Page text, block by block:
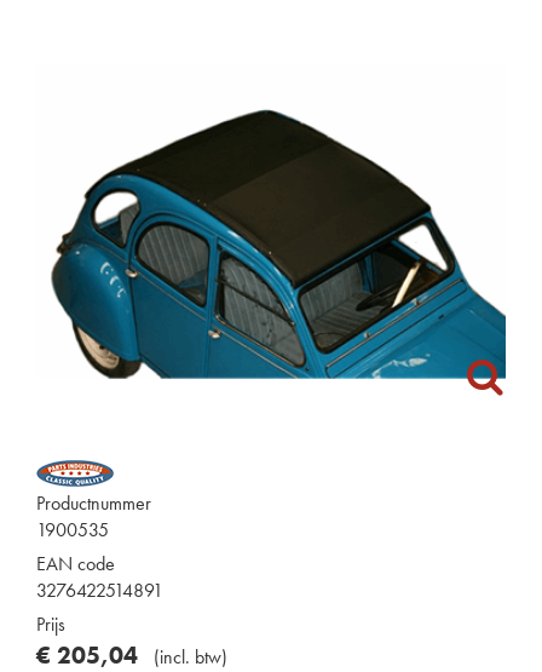
Productnummer
1900535
EAN code
3276422514891
Prijs
€ 205,04 (incl. btw)